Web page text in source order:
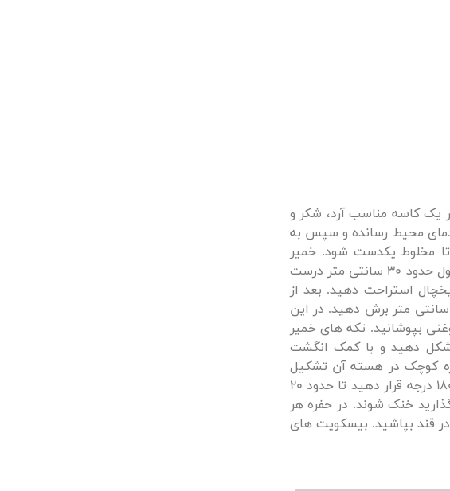
یک کاسه مناسب آرد، شکر و
دمای محیط رسانده و سپس به
مخلوط یکدست شود. خمیر
آماده شده را روی یک سطح صاف ورز داده و یک استوانه به طول حدود 30 سانتی متر درست
پیچیده و به مدت 30 دقیقه در یخچال استراحت دهید. بعد از
زمان استراحت، خمیر را با کمک چاقو به قطعاتی به ضخامت 2 سانتی متر برش دهید. در این
کاغذ روغنی بپوشانید. تکه های خمیر
دهید و با کمک انگشت
کوچک در هسته آن تشکیل
شود، سپس آن را در طبقه پایین فر از قبل گرم شده با دمای 180 درجه قرار دهید تا حدود 20
خنک شوند. در حفره هر
قند بپاشید. بیسکویت های